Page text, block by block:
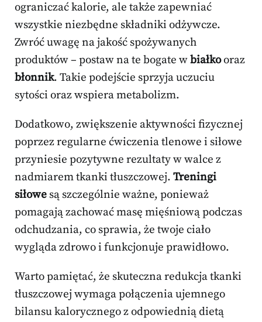
ograniczać kalorie, ale także zapewniać
wszystkie niezbędne składniki odżywcze.
Zwróć uwagę na jakość spożywanych
produktów – postaw na te bogate wbiałkooraz
błonnik. Takie podejście sprzyja uczuciu
sytości oraz wspiera metabolizm.
Dodatkowo, zwiększenie aktywności fizycznej
poprzez regularne ćwiczenia tlenowe i siłowe
przyniesie pozytywne rezultaty w walce z
nadmiarem tkanki tłuszczowej. Treningi
siłowe są szczególnie ważne, ponieważ
pomagają zachować masę mięśniową podczas
odchudzania, co sprawia, że twoje ciało
wygląda zdrowo i funkcjonuje prawidłowo.
Warto pamiętać, że skuteczna redukcja tkanki
tłuszczowej wymaga połączenia ujemnego
bilansu kalorycznego z odpowiednią dietą